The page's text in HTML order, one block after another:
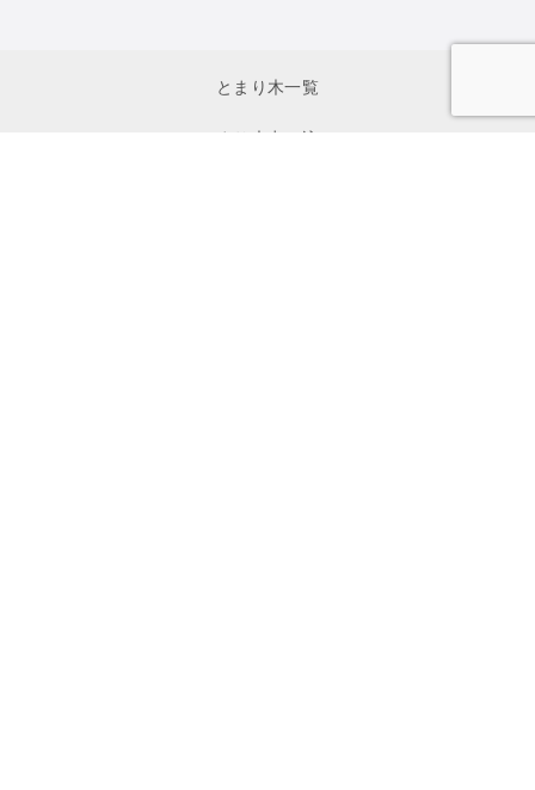
とまり木一覧
とまり木申し込み